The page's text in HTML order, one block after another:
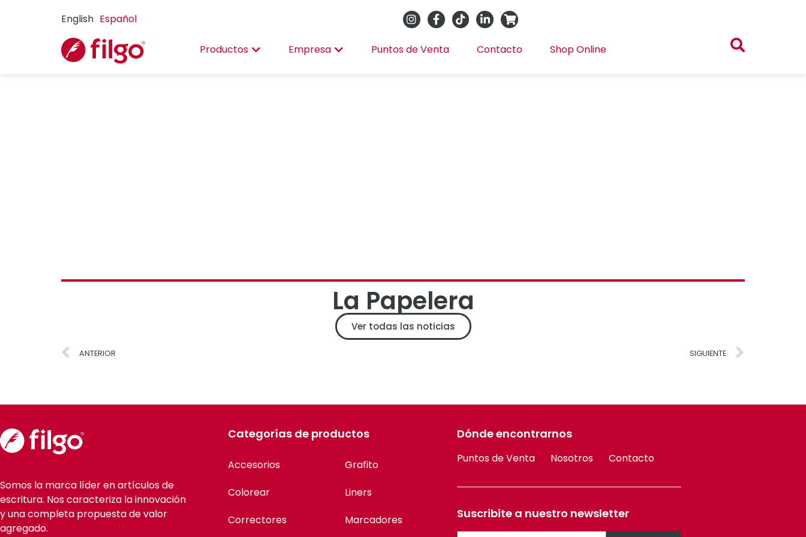
English Español
Productos Empresa Puntos de Venta Contacto Shop Online
La Papelera
Ver todas las noticias
ANTERIOR SIGUIENTE
Somos la marca líder en artículos de
escritura. Nos caracteriza la innovación
y una completa propuesta de valor
agregado.
Categorías de productos
Accesorios
Colorear
Correctores
Grafito
Liners
Marcadores
Dónde encontrarnos
Puntos de Venta Nosotros Contacto
Suscribite a nuestro newsletter